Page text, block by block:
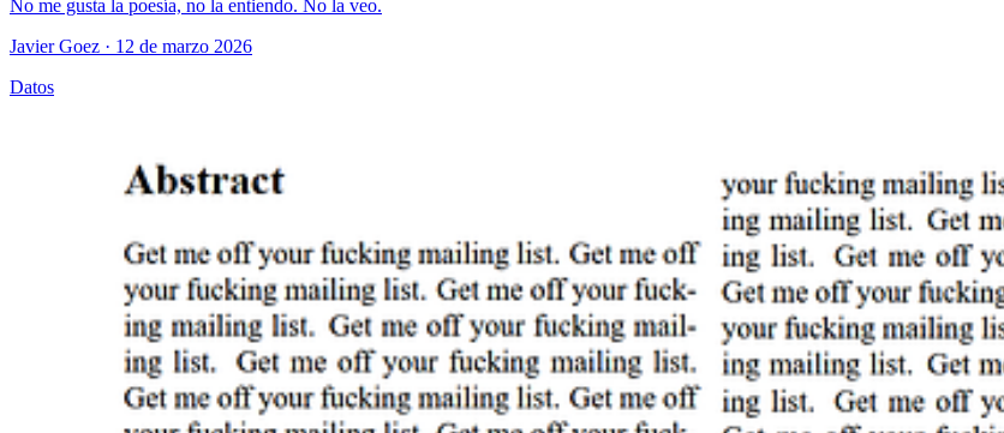
No me gusta la poesía, no la entiendo. No la veo.
Javier Goez · 12 de marzo 2026
Datos